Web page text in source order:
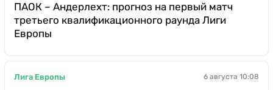
ПАОК – Андерлехт: прогноз на первый матч
третьего квалификационного раунда Лиги
Европы
Лига Европы 6 августа 10:08